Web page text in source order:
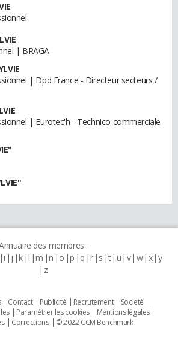
| BRAGA
| Dpd France - Directeur secteurs /
| Eurotec'h - Technico commerciale
des membres :
i j k l m n o p q r s t u v w x y
z
Contact Publicité Recrutement
Societé
Paramétrer les cookies
Mentions légales
Corrections © 2022 CCM Benchmark